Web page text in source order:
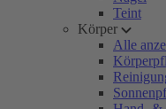
Teint
Körper
Alle